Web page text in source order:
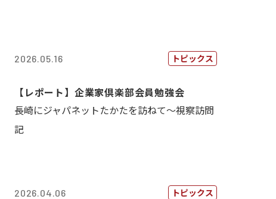
2026.05.16 トピックス
【レポート】企業家倶楽部会員勉強会
長崎にジャパネットたかたを訪ねて～視察訪問
記
2026.04.06 トピックス